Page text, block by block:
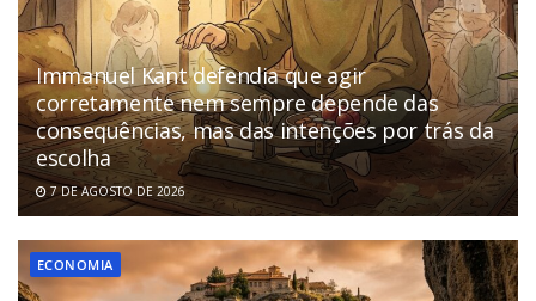
Immanuel Kant defendia que agir
corretamente nem sempre depende das
consequências, mas das intenções por trás da
escolha
7 DE AGOSTO DE 2026
ECONOMIA